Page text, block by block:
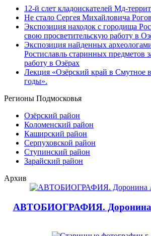
12-й слет кладоискателей Мд-
Не стало Сергея Михайловича
Экспозиция находок с городища
свою просветительскую работу в
Экспозиция найденных
Ростиславль старинных предметов
работу в Озёрах
Лекция «Озёрский край в Смутное
годы».
Регионы Подмосковья
Озёрский район
Коломенский район
Каширский район
Серпуховской район
Ступинский район
Зарайский район
Архив
АВТОБИОГРАФИЯ. Доронина